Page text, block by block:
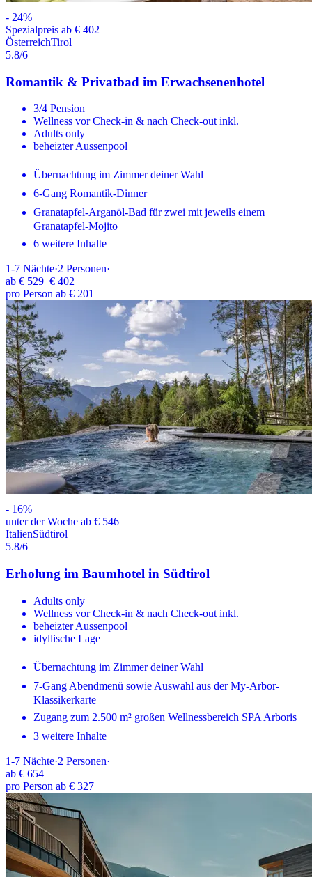
- 24%
Spezialpreis ab € 402
ÖsterreichTirol
5.8/6
Romantik & Privatbad im Erwachsenenhotel
3/4 Pension
Wellness vor Check-in & nach Check-out inkl.
Adults only
beheizter Aussenpool
Übernachtung im Zimmer deiner Wahl
6-Gang Romantik-Dinner
Granatapfel-Arganöl-Bad für zwei mit jeweils einem
Granatapfel-Mojito
6 weitere Inhalte
1-7 Nächte·2 Personen·
ab € 529 € 402
pro Person ab € 201
- 16%
unter der Woche ab € 546
ItalienSüdtirol
5.8/6
Erholung im Baumhotel in Südtirol
Adults only
Wellness vor Check-in & nach Check-out inkl.
beheizter Aussenpool
idyllische Lage
Übernachtung im Zimmer deiner Wahl
7-Gang Abendmenü sowie Auswahl aus der My-Arbor-
Klassikerkarte
Zugang zum 2.500 m² großen Wellnessbereich SPA Arboris
3 weitere Inhalte
1-7 Nächte·2 Personen·
ab € 654
pro Person ab € 327